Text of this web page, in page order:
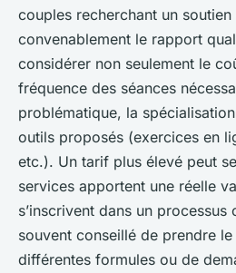
couples recherchant un
convenablement le rapport
considérer non seulement le
fréquence des séances
problématique, la
outils proposés (exercices en
etc.). Un tarif plus élevé peut
services apportent une réelle
s’inscrivent dans un
souvent conseillé de prendre le
différentes formules ou de